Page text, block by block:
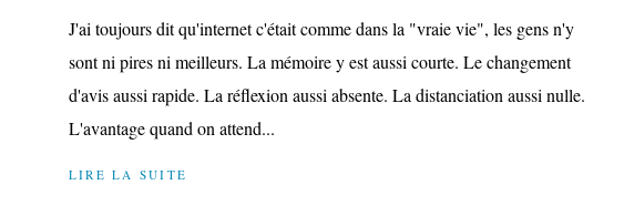
J'ai toujours dit qu'internet c'était comme dans la "vraie vie", les gens n'y
sont ni pires ni meilleurs. La mémoire y est aussi courte. Le changement
d'avis aussi rapide. La réflexion aussi absente. La distanciation aussi nulle.
L'avantage quand on attend...
LIRE LA SUITE